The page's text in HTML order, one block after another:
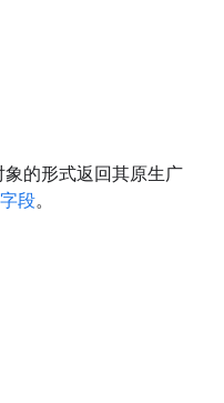
象的形式返回其原生广
字段。